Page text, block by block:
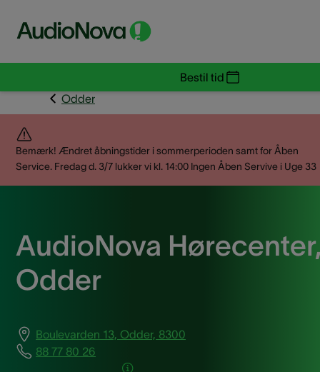
Bestil tid
Odder
Bemærk! Ændret åbningstider i sommerperioden samt for Åben
Service. Fredag d. 3/7 lukker vi kl. 14:00 Ingen Åben Servive i Uge 33
AudioNova
Odder
Boulevarden 13, Odder, 8300
88 77 80 26